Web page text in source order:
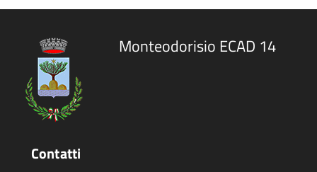
Monteodorisio ECAD 14
Contatti